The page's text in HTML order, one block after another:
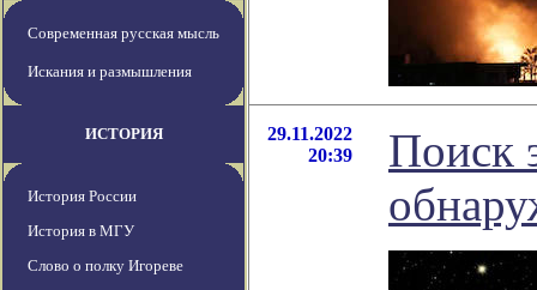
Современная русская мысль
Искания и размышления
ИСТОРИЯ
История России
История в МГУ
Слово о полку Игореве
29.11.2022
20:39
Поиск